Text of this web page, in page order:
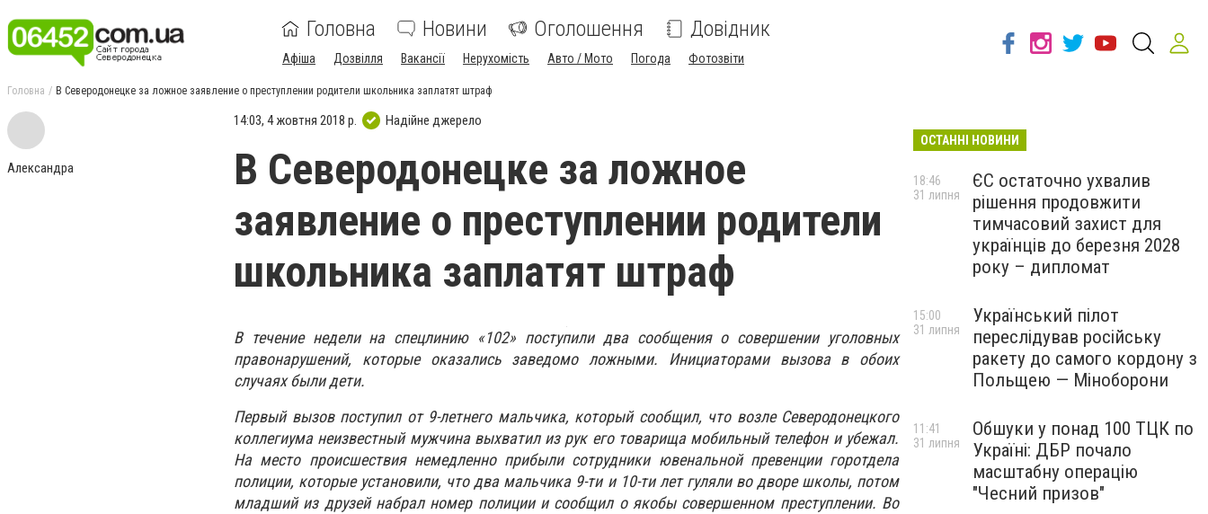
Головна Новини Оголошення Довідник
Афіша Дозвілля Вакансії Нерухомість Авто / Мото Погода Фотозвіти
Головна В Северодонецке за ложное заявление о преступлении родители школьника заплатят штраф
Александра
14:03, 4 жовтня 2018 р. Надійне джерело
В Северодонецке за ложное
заявление о преступлении родители
школьника заплатят штраф
В течение недели на спецлинию «102» поступили два сообщения о совершении уголовных
правонарушений, которые оказались заведомо ложными. Инициаторами вызова в обоих
случаях были дети.
Первый вызов поступил от 9-летнего мальчика, который сообщил, что возле Северодонецкого
коллегиума неизвестный мужчина выхватил из рук его товарища мобильный телефон и убежал.
На место происшествия немедленно прибыли сотрудники ювенальной превенции горотдела
полиции, которые установили, что два мальчика 9-ти и 10-ти лет гуляли во дворе школы, потом
младший из друзей набрал номер полиции и сообщил о якобы совершенном преступлении. Во
ОСТАННІ НОВИНИ
ЄС остаточно ухвалив
рішення продовжити
тимчасовий захист для
українців до березня 2028
року – дипломат
18:46
31 липня
Український пілот
переслідував російську
ракету до самого кордону з
Польщею — Міноборони
15:00
31 липня
Обшуки у понад 100 ТЦК по
Україні: ДБР почало
масштабну операцію
"Чесний призов"
11:41
31 липня